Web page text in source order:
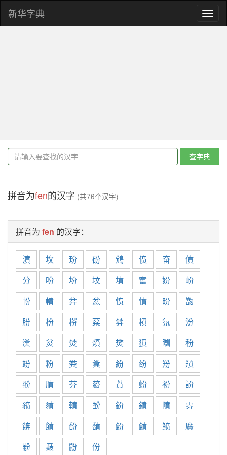
新华字典
查字典
拼音为fen的汉字 (共76个汉字)
拼音为 fen 的汉字：
濆 坆 玢 砏 鳻 偾 奋
僨
分
吩 坋 坟 墳 奮 妢
岎
帉
幩 弅 忿 愤 憤 昐
朆
朌
枌 梤 棻 棼 橨 氛
汾
瀵
炃 焚 燌 燓 獖 瞓
秎
竕
粉 粪 糞 紛 纷 羒
羵
翂
膹 芬 蒶 蕡 蚡 衯
訜
豮
豶 轒 酚 鈖 鐼 隫
雰
餴
饙 馚 馩 魵 鱝 鲼
黂
黺
鼖 鼢 份